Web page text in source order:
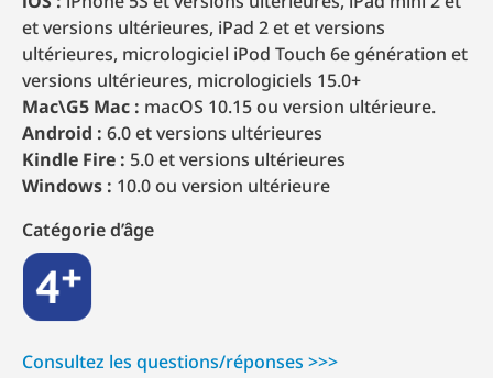
et versions ultérieures, iPad 2 et et versions
ultérieures, micrologiciel iPod Touch 6e génération et
versions ultérieures, micrologiciels 15.0+
Mac\G5 Mac : macOS 10.15 ou version ultérieure.
Android : 6.0 et versions ultérieures
Kindle Fire : 5.0 et versions ultérieures
Windows : 10.0 ou version ultérieure
Catégorie d’âge
4+
Consultez les questions/r⁠é⁠p⁠o⁠n⁠s⁠e⁠s >⁠>⁠>